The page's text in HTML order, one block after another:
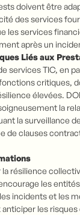
doivent être
des services
les services
après un
Liés aux
services TIC, en
critiques,
élevées.
la
la surveillance
de clauses
résilience
les
incidents et les
les